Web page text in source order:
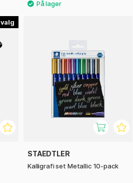
STAEDTLER
Kalligrafi set Metallic 10-pack